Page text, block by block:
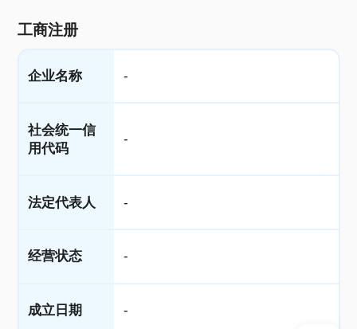
工商注册
企业名称 -
社会统一信
用代码
-
法定代表人 -
经营状态 -
成立日期 -